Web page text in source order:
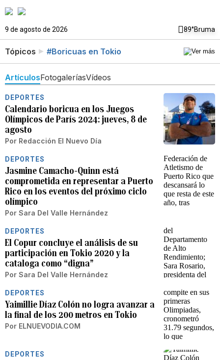
9 de agosto de 2026 89°Bruma
Tópicos #Boricuas en Tokio
ArtículosFotogaleríasVídeos
DEPORTES
Calendario boricua en los Juegos
Olímpicos de París 2024: jueves, 8 de
agosto
Por Redacción El Nuevo Día
DEPORTES
Jasmine Camacho-Quinn está
comprometida en representar a Puerto
Rico en los eventos del próximo ciclo
olímpico
Por Sara Del Valle Hernández
DEPORTES
El Copur concluye el análisis de su
participación en Tokio 2020 y la
cataloga como “digna”
Por Sara Del Valle Hernández
DEPORTES
Yaimillie Díaz Colón no logra avanzar a
la final de los 200 metros en Tokio
Por ELNUEVODIA.COM
DEPORTES